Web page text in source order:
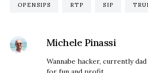
OPENSIPS RTP SIP
Michele Pinassi
Wannabe hacker, currently